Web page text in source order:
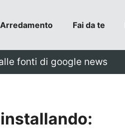
Arredamento Fai da te
fonti di google news